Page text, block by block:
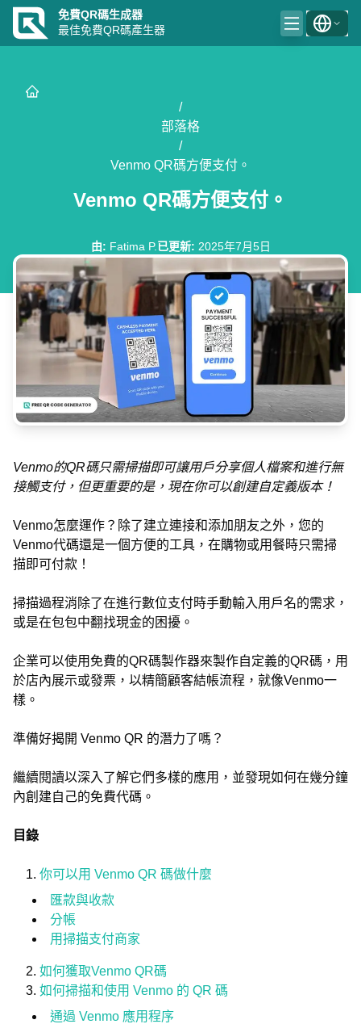
免費QR碼生成器
最佳免費QR碼產生器
/
部落格
/
Venmo QR碼方便支付。
Venmo QR碼方便支付。
由: Fatima P.已更新: 2025年7月5日
Venmo的QR碼只需掃描即可讓用戶分享個人檔案和進行無
接觸支付，但更重要的是，現在你可以創建自定義版本！
Venmo怎麼運作？除了建立連接和添加朋友之外，您的
Venmo代碼還是一個方便的工具，在購物或用餐時只需掃
描即可付款！
掃描過程消除了在進行數位支付時手動輸入用戶名的需求，
或是在包包中翻找現金的困擾。
企業可以使用免費的QR碼製作器來製作自定義的QR碼，用
於店內展示或發票，以精簡顧客結帳流程，就像Venmo一
樣。
準備好揭開 Venmo QR 的潛力了嗎？
繼續閱讀以深入了解它們多樣的應用，並發現如何在幾分鐘
內創建自己的免費代碼。
目錄
你可以用 Venmo QR 碼做什麼
匯款與收款
分帳
用掃描支付商家
如何獲取Venmo QR碼
如何掃描和使用 Venmo 的 QR 碼
通過 Venmo 應用程序